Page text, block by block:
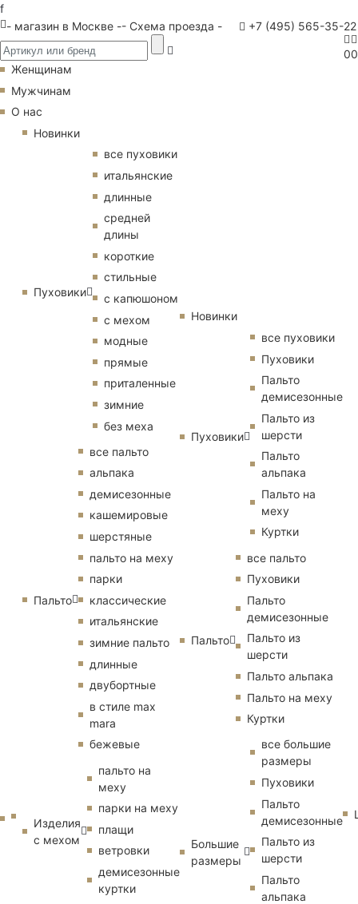
f
- магазин в Москве -- Схема проезда - +7 (495) 565-35-22
00
Женщинам
Мужчинам
О нас
Новинки
Пуховики
все пуховики
итальянские
длинные
средней
длины
короткие
стильные
с капюшоном
с мехом
модные
прямые
приталенные
зимние
без меха
Пальто
все пальто
альпака
демисезонные
кашемировые
шерстяные
пальто на меху
парки
классические
итальянские
зимние пальто
длинные
двубортные
в стиле max
mara
бежевые
Изделия
с мехом
пальто на
меху
парки на меху
плащи
ветровки
демисезонные
куртки
Новинки
Пуховики
все пуховики
Пуховики
Пальто
демисезонные
Пальто из
шерсти
Пальто
альпака
Пальто на
меху
Куртки
Пальто
все пальто
Пуховики
Пальто
демисезонные
Пальто из
шерсти
Пальто альпака
Пальто на меху
Куртки
Большие
размеры
все большие
размеры
Пуховики
Пальто
демисезонные
Пальто из
шерсти
Пальто
альпака